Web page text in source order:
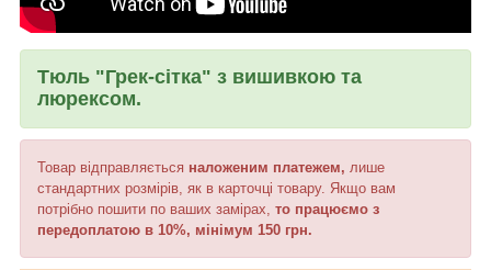
Тюль "Грек-сітка" з вишивкою та
люрексом.
Товар відправляється наложеним платежем, лише
стандартних розмірів, як в карточці товару. Якщо вам
потрібно пошити по ваших замірах, то працюємо з
передоплатою в 10%, мінімум 150 грн.